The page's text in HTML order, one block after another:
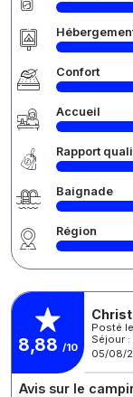
Confort
Accueil
Rapport
Baignade
Région
8,88 /10
Posté
Séjour
05/08/
Avis sur le